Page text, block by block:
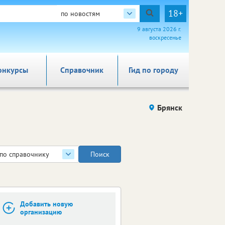
по новостям 18+
9 августа 2026 г.
воскресенье
Справочник Гид по городу
Брянск
по справочнику
Добавить новую
организацию